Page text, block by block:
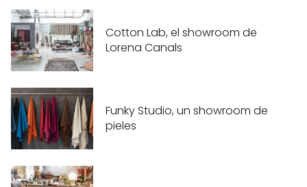
Cotton Lab, el showroom de
Lorena Canals
Funky Studio, un showroom de
pieles